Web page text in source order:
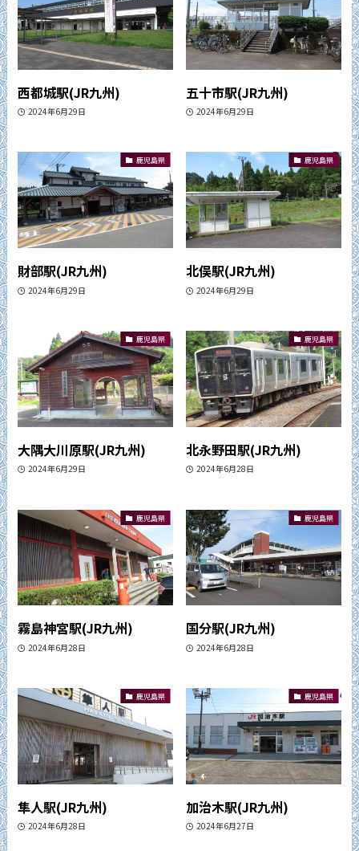
西都城駅(JR九州)
2024年6月29日
五十市駅(JR九州)
2024年6月29日
鹿児島県
財部駅(JR九州)
2024年6月29日
鹿児島県
北俣駅(JR九州)
2024年6月29日
鹿児島県
大隅大川原駅(JR九州)
2024年6月29日
鹿児島県
北永野田駅(JR九州)
2024年6月28日
鹿児島県
霧島神宮駅(JR九州)
2024年6月28日
鹿児島県
国分駅(JR九州)
2024年6月28日
鹿児島県
隼人駅(JR九州)
2024年6月28日
鹿児島県
加治木駅(JR九州)
2024年6月27日